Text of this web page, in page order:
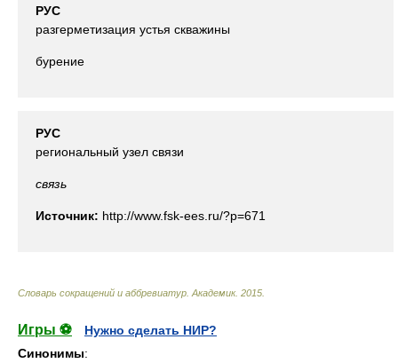
РУС
разгерметизация устья скважины
бурение
РУС
региональный узел связи
связь
Источник: http://www.fsk-ees.ru/?p=671
Словарь сокращений и аббревиатур Академик. 2015
Игры ⚽
Нужно сделать НИР?
Синонимы: